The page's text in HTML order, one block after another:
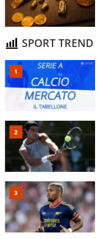
SPORT TREND